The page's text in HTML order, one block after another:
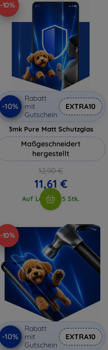
-10%
-10%
Rabatt
mit
Gutschein
EXTRA10
3mk Pure Matt Schutzglas
Maßgeschneidert
hergestellt
12,90 €
11,61 €
Auf Lager > 5 Stk.
-10%
-10%
Rabatt
mit
Gutschein
EXTRA10